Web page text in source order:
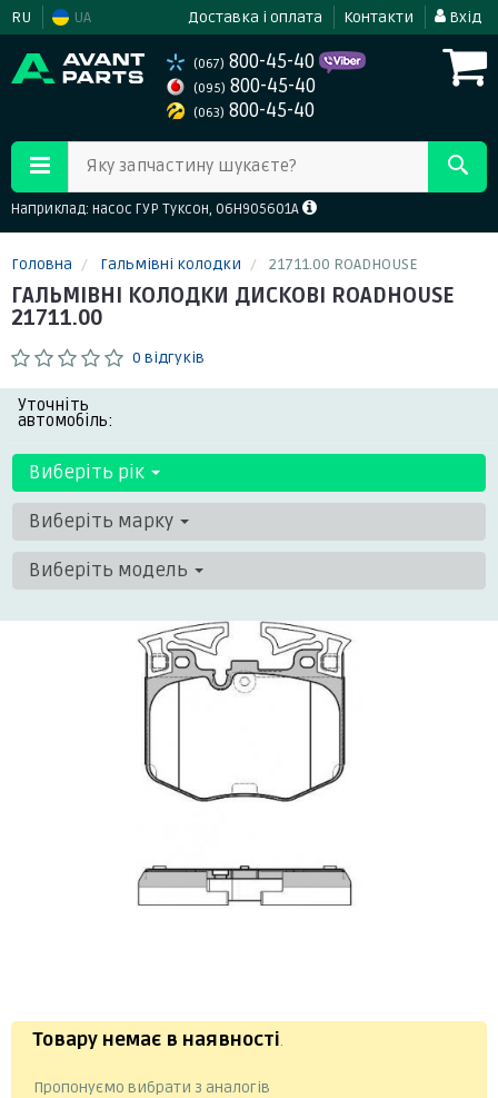
RU UA Доставка і оплата Контакти Вхід
(067) 800-45-40
(095) 800-45-40
(063) 800-45-40
Яку запчастину шукаєте?
Наприклад: насос ГУР Туксон, 06H905601A
Головна Гальмівні колодки 21711.00 ROADHOUSE
ГАЛЬМІВНІ КОЛОДКИ ДИСКОВІ ROADHOUSE
21711.00
0 відгуків
Уточніть
автомобіль:
Виберіть рік
Виберіть марку
Виберіть модель
Товару немає в наявності.
Пропонуємо вибрати з аналогів